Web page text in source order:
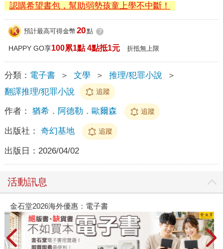
認購希望書包，幫助弱勢孩童上學不中斷！
預計最高可得金幣 20點 ?
HAPPY GO享100累1點 4點抵1元 折抵無上限
分類： 電子書 ＞ 文學 ＞ 推理/犯罪小說
＞
翻譯推理/犯罪小說
追蹤
作者： 猶希．阿德勒．歐爾森 追蹤
出版社： 奇幻基地 追蹤
出版日： 2026/04/02
活動訊息
金石堂2026海外優惠：電子書